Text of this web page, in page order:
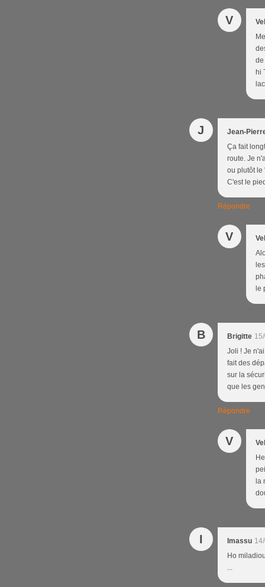
V
de
hi
J
Jean-
Ça fait
route. Je
ou plutôt le
C'est le
Répondre
V
le
B Brigitte
Joli ! Je
fait des
sur la
que les
Répondre
V
la
I Imassu
Ho
...